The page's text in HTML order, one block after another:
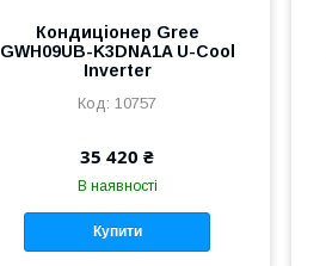
Кондиціонер Gree
GWH09UB-K3DNA1A U-Cool
Inverter
10757
35 420 ₴
В наявності
Купити